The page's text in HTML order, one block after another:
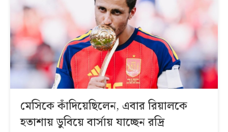
মেসিকে কাঁদিয়েছিলেন, এবার রিয়ালকে
হতাশায় ডুবিয়ে বার্সায় যাচ্ছেন রদ্রি